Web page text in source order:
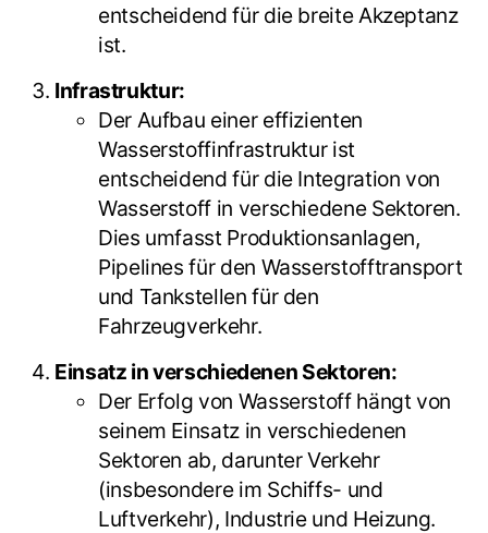
entscheidend für die breite Akzeptanz
ist.
Infrastruktur:
Der Aufbau einer effizienten
Wasserstoffinfrastruktur ist
entscheidend für die Integration von
Wasserstoff in verschiedene Sektoren.
Dies umfasst Produktionsanlagen,
Pipelines für den Wasserstofftransport
und Tankstellen für den
Fahrzeugverkehr.
Einsatz in verschiedenen Sektoren:
Der Erfolg von Wasserstoff hängt von
seinem Einsatz in verschiedenen
Sektoren ab, darunter Verkehr
(insbesondere im Schiffs- und
Luftverkehr), Industrie und Heizung.